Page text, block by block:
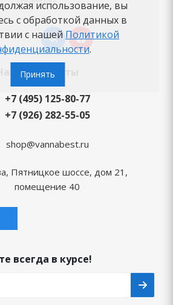
Наши контакты
+7 (495) 125-80-77
+7 (926) 282-55-05
shop@vannabest.ru
Пятницкое шоссе, дом 21,
помещение 40
всегда в курсе!
использование, вы
с обработкой данных в
с нашей Политикой
.
Принять